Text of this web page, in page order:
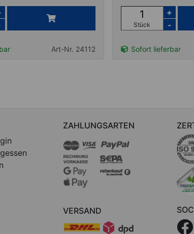
Art-Nr. 24112
Stück
+
-
Sofort lieferbar
ZAHLUNGSARTEN
VERSAND